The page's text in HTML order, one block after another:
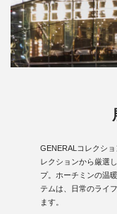
GENERALコレクシ
レクションから厳選
プ。ホーチミンの温
テムは、日常のライ
ます。